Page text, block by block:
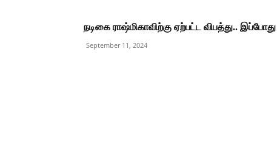
நடிகை ராஷ்மிகாவிற்கு ஏற்பட்ட விபத்து.. இப்போது
September 11, 2024